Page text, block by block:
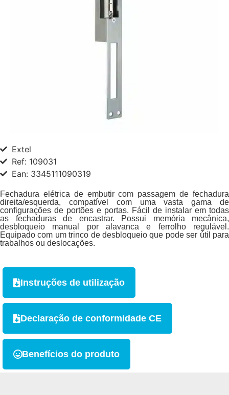
Extel
Ref: 109031
Ean: 3345111090319
Fechadura elétrica de embutir com passagem de fechadura
direita/esquerda, compatível com uma vasta gama de
configurações de portões e portas. Fácil de instalar em todas
as fechaduras de encastrar. Possui memória mecânica,
desbloqueio manual por alavanca e ferrolho regulável.
Equipado com um trinco de desbloqueio que pode ser útil para
trabalhos ou deslocações.
Instruções de utilização
Declaração de conformidade CE
Benefícios do produto